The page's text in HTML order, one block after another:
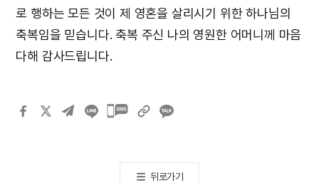
로 행하는 모든 것이 제 영혼을 살리시기 위한 하나님의
축복임을 믿습니다. 축복 주신 나의 영원한 어머니께 마음
다해 감사드립니다.
카카오톡
뒤로가기